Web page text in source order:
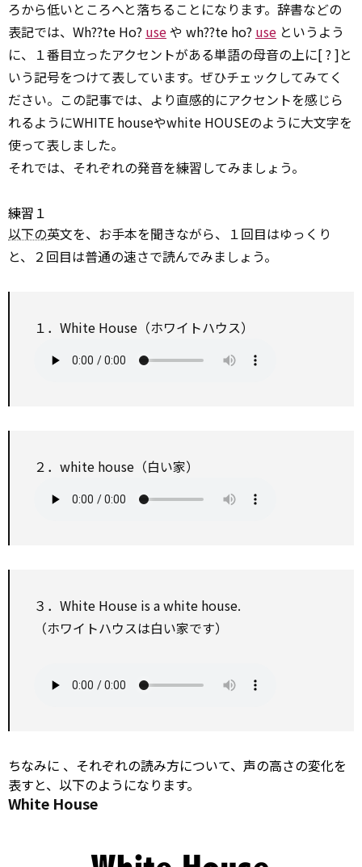
ろから低いところへと落ちることになります。辞書などの
表記では、Wh??te Ho? useや wh??te ho? use というよう
に、１番目立ったアクセントがある単語の母音の上に[ ? ]と
いう記号をつけて表しています。ぜひチェックしてみてく
ださい。この記事では、より直感的にアクセントを感じら
れるようにWHITE houseやwhite HOUSEのように大文字を
使って表しました。
それでは、それぞれの発音を練習してみましょう。
練習１
以下の英文を、お手本を聞きながら、１回目はゆっくり
と、２回目は普通の速さで読んでみましょう。
１．White House（ホワイトハウス）
２．white house（白い家）
３．White House is a white house.
（ホワイトハウスは白い家です）
ちなみに 、それぞれの読み方について、声の高さの変化を
表すと、以下のようになります。
White House